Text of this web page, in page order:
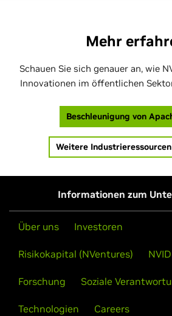
Mehr
Schauen Sie sich genauer an, wie
Innovationen im öffentlichen
Beschleunigung von
Weitere
Informationen zum
Über uns Investoren
Risikokapital (NVentures)
Forschung Soziale
Technologien Careers